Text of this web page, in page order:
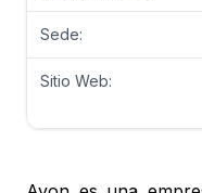
Sede:
Sitio Web: